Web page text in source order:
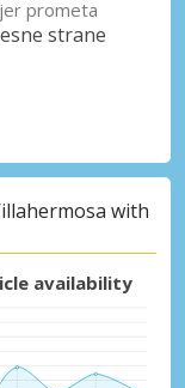
prometa
strane
with
availability